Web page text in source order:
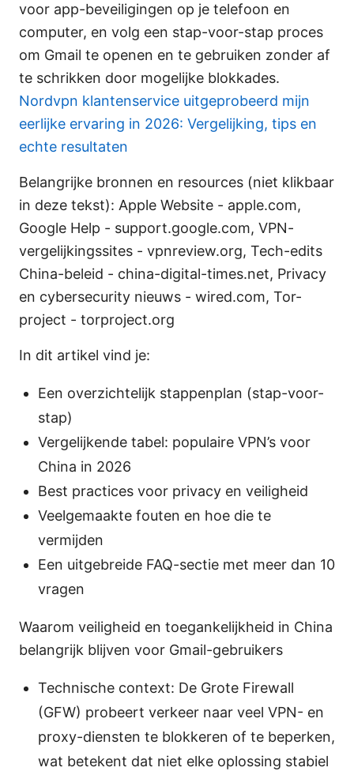
voor app-beveiligingen op je telefoon en
computer, en volg een stap-voor-stap proces
om Gmail te openen en te gebruiken zonder af
te schrikken door mogelijke blokkades.
Nordvpn klantenservice uitgeprobeerd mijn
eerlijke ervaring in 2026: Vergelijking, tips en
echte resultaten
Belangrijke bronnen en resources (niet klikbaar
in deze tekst): Apple Website - apple.com,
Google Help - support.google.com, VPN-
vergelijkingssites - vpnreview.org, Tech-edits
China-beleid - china-digital-times.net, Privacy
en cybersecurity nieuws - wired.com, Tor-
project - torproject.org
In dit artikel vind je:
Een overzichtelijk stappenplan (stap-voor-
stap)
Vergelijkende tabel: populaire VPN’s voor
China in 2026
Best practices voor privacy en veiligheid
Veelgemaakte fouten en hoe die te
vermijden
Een uitgebreide FAQ-sectie met meer dan 10
vragen
Waarom veiligheid en toegankelijkheid in China
belangrijk blijven voor Gmail-gebruikers
Technische context: De Grote Firewall
(GFW) probeert verkeer naar veel VPN- en
proxy-diensten te blokkeren of te beperken,
wat betekent dat niet elke oplossing stabiel